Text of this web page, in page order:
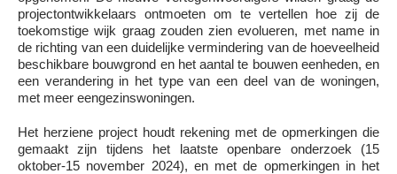
projectontwikkelaars ontmoeten om te vertellen hoe zij de
toekomstige wijk graag zouden zien evolueren, met name in
de richting van een duidelijke vermindering van de hoeveelheid
beschikbare bouwgrond en het aantal te bouwen eenheden, en
een verandering in het type van een deel van de woningen,
met meer eengezinswoningen.
Het herziene project houdt rekening met de opmerkingen die
gemaakt zijn tijdens het laatste openbare onderzoek (15
oktober-15 november 2024), en met de opmerkingen in het